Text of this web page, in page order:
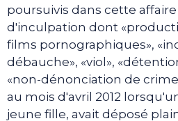
poursuivis dans cette
d'inculpation dont
films pornographiques»,
débauche», «viol»,
«non-dénonciation de
au mois d'avril 2012
jeune fille, avait déposé